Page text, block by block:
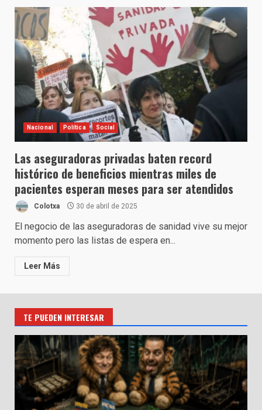
Nacional Política Social
Las aseguradoras privadas baten record
histórico de beneficios mientras miles de
pacientes esperan meses para ser atendidos
Colotxa 30 de abril de 2025
El negocio de las aseguradoras de sanidad vive su mejor
momento pero las listas de espera en...
Leer Más
TE PUEDEN INTERESAR